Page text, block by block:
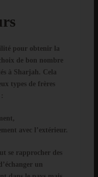
pour obtenir la
de bon nombre
à Sharjah. Cela
types de frères
avec l’extérieur.
se rapprocher des
un